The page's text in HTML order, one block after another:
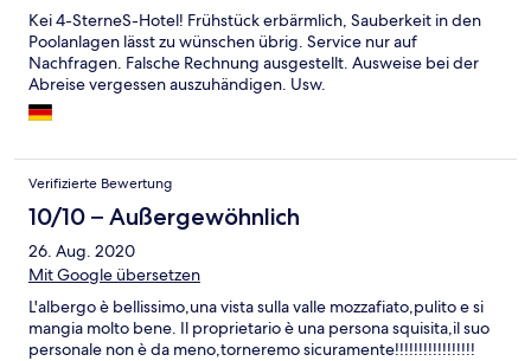
Kei 4-SterneS-Hotel! Frühstück erbärmlich, Sauberkeit in den
Poolanlagen lässt zu wünschen übrig. Service nur auf
Nachfragen. Falsche Rechnung ausgestellt. Ausweise bei der
Abreise vergessen auszuhändigen. Usw.
Verifizierte Bewertung
10/10 – Außergewöhnlich
26. Aug. 2020
Mit Google übersetzen
L'albergo è bellissimo,una vista sulla valle mozzafiato,pulito e si
mangia molto bene. Il proprietario è una persona squisita,il suo
personale non è da meno,torneremo sicuramente!!!!!!!!!!!!!!!!!